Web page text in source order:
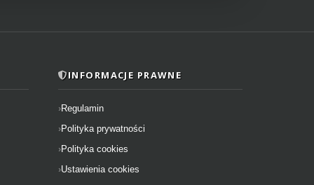
INFORMACJE PRAWNE
Regulamin
Polityka prywatności
Polityka cookies
Ustawienia cookies